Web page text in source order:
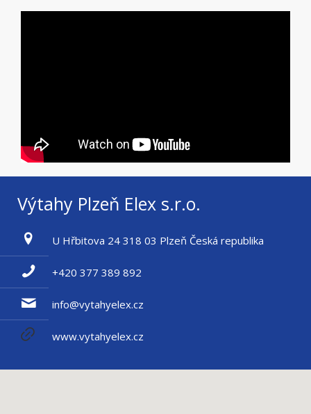
Výtahy Plzeň Elex s.r.o.
U Hřbitova 24 318 03 Plzeň Česká republika
+420 377 389 892
info@vytahyelex.cz
www.vytahyelex.cz